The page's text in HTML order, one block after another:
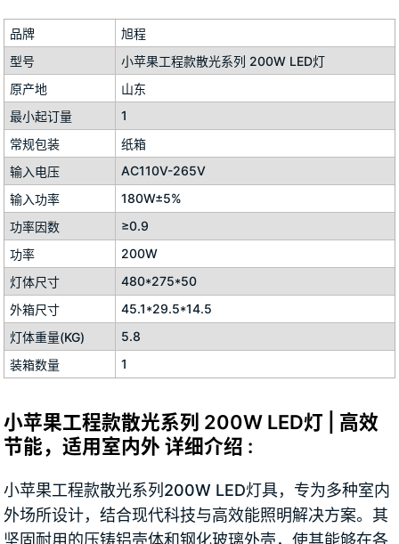
品牌
旭程
型号
小苹果工程款散光系列 200W LED灯
原产地
山东
最小起订量
1
常规包装
纸箱
输入电压
AC110V-265V
输入功率
180W±5%
功率因数
≥0.9
功率
200W
灯体尺寸
480*275*50
外箱尺寸
45.1*29.5*14.5
灯体重量(KG)
5.8
装箱数量
1
小苹果工程款散光系列 200W LED灯 | 高效
节能，适用室内外 详细介绍 :
小苹果工程款散光系列200W LED灯具，专为多种室内
外场所设计，结合现代科技与高效能照明解决方案。其
坚固耐用的压铸铝壳体和钢化玻璃外壳，使其能够在各